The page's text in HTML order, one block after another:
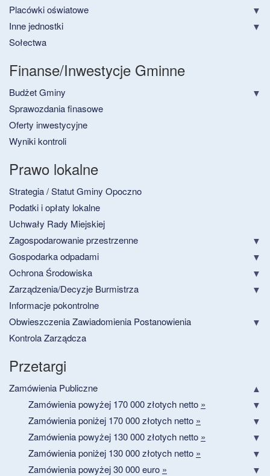
Placówki oświatowe
Inne jednostki
Sołectwa
Finanse/Inwestycje Gminne
Budżet Gminy
Sprawozdania finasowe
Oferty inwestycyjne
Wyniki kontroli
Prawo lokalne
Strategia / Statut Gminy Opoczno
Podatki i opłaty lokalne
Uchwały Rady Miejskiej
Zagospodarowanie przestrzenne
Gospodarka odpadami
Ochrona Środowiska
Zarządzenia/Decyzje Burmistrza
Informacje pokontrolne
Obwieszczenia Zawiadomienia Postanowienia
Kontrola Zarządcza
Przetargi
Zamówienia Publiczne
Zamówienia powyżej 170 000 złotych netto »
Zamówienia poniżej 170 000 złotych netto »
Zamówienia powyżej 130 000 złotych netto »
Zamówienia poniżej 130 000 złotych netto »
Zamówienia powyżej 30 000 euro »